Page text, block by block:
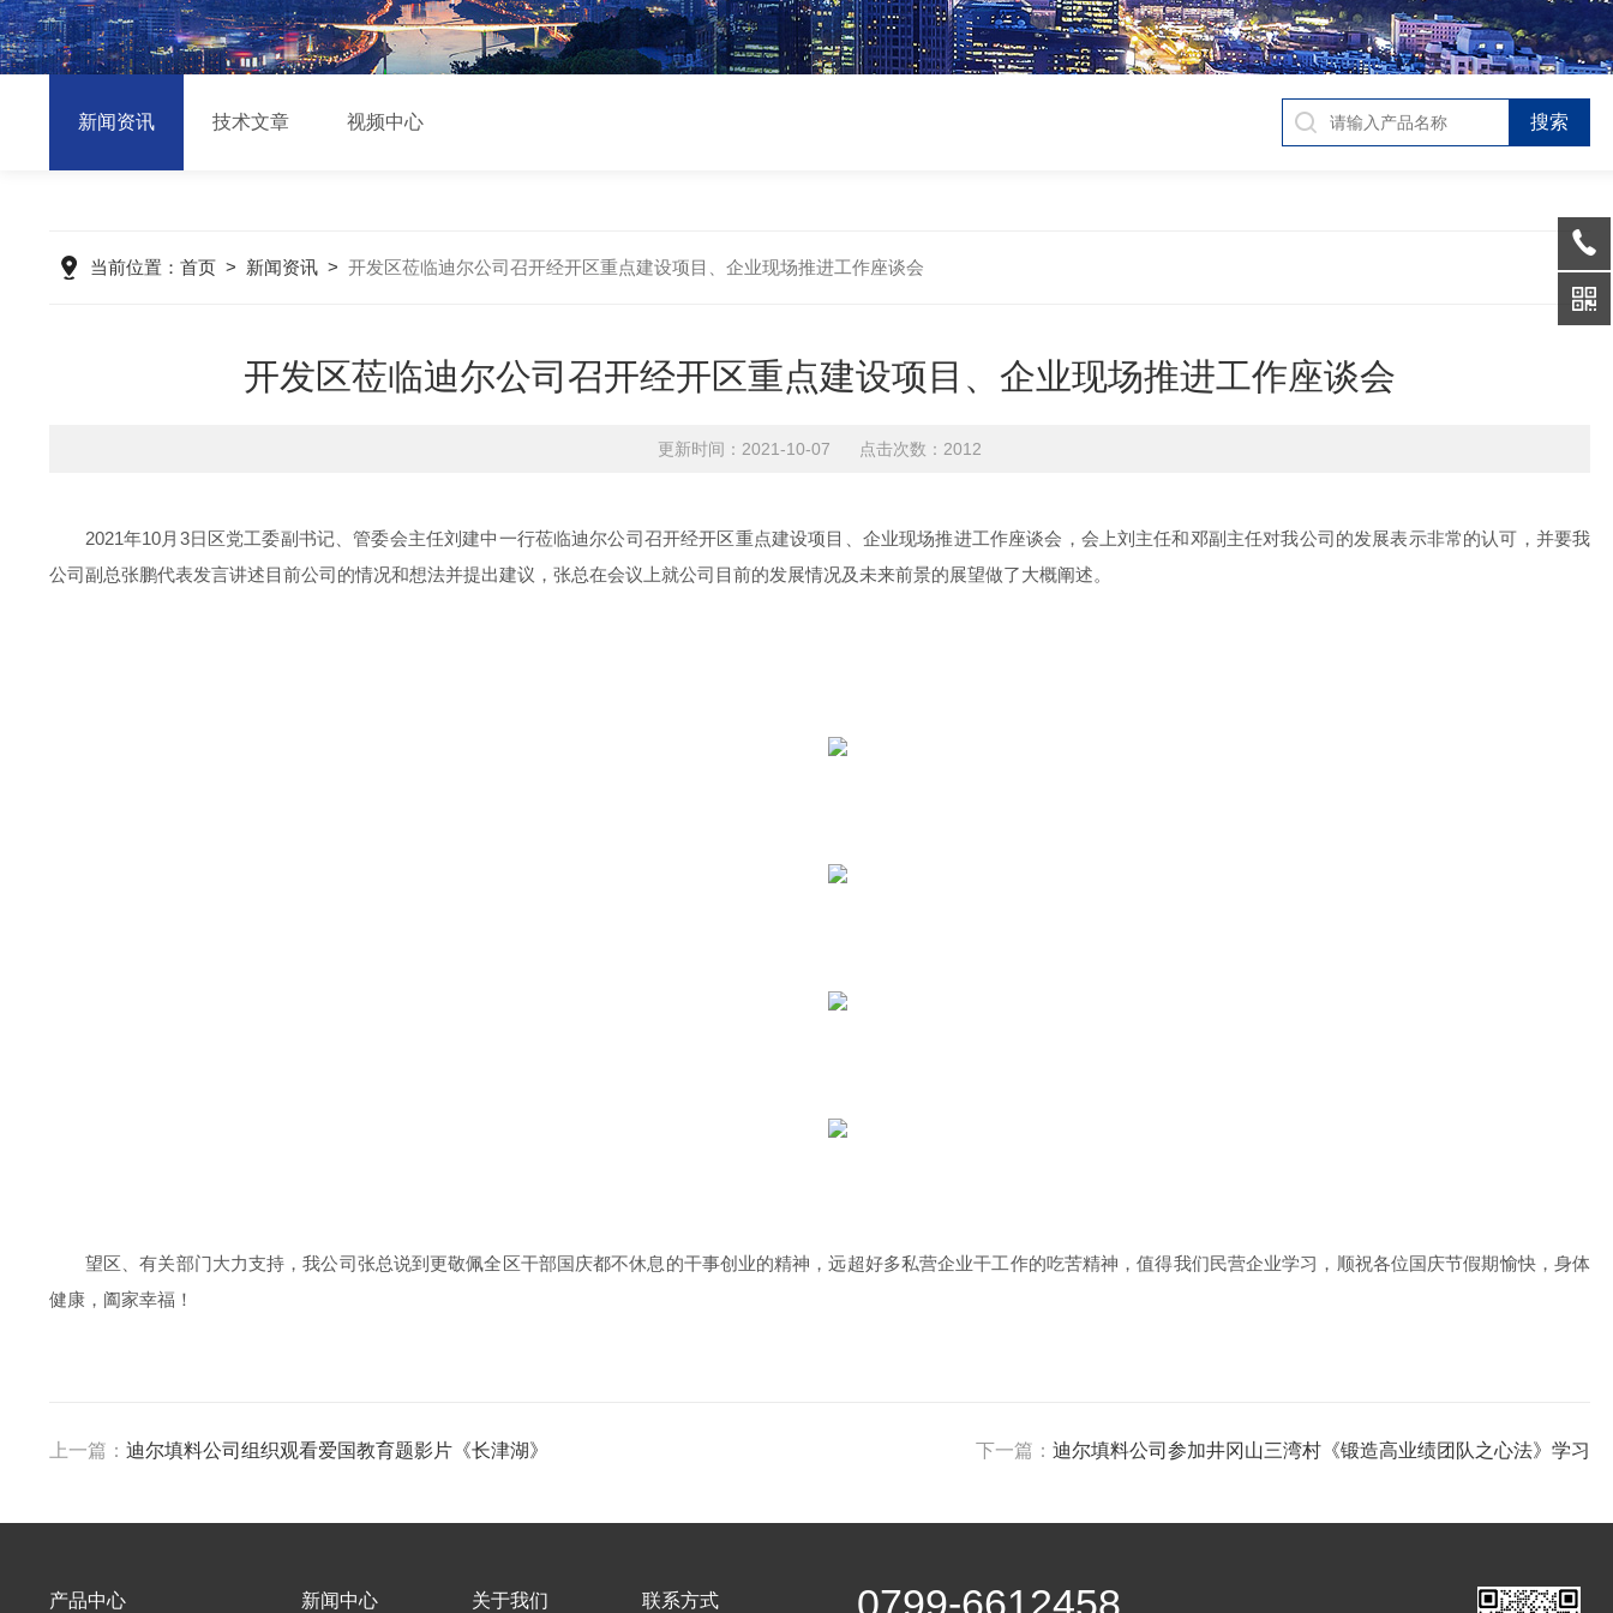
新闻资讯 技术文章 视频中心
当前位置： 首页> 新闻资讯> 开发区莅临迪尔公司召开经开区重点建设项目、企业现场推进工作座谈会
开发区莅临迪尔公司召开经开区重点建设项目、企业现场推进工作座谈会
更新时间：2021-10-07 点击次数：2012
2021年10月3日区党工委副书记、管委会主任刘建中一行莅临迪尔公司召开经开区重点建设项目、企业现场推进工作座谈会，会上刘主任和邓副主任对我公司的发展表示非常的认可，并要我
公司副总张鹏代表发言讲述目前公司的情况和想法并提出建议，张总在会议上就公司目前的发展情况及未来前景的展望做了大概阐述。
望区、有关部门大力支持，我公司张总说到更敬佩全区干部国庆都不休息的干事创业的精神，远超好多私营企业干工作的吃苦精神，值得我们民营企业学习，顺祝各位国庆节假期愉快，身体
健康，阖家幸福！
上一篇： 迪尔填料公司组织观看爱国教育题影片《长津湖》 下一篇：迪尔填料公司参加井冈山三湾村《锻造高业绩团队之心法》学习
产品中心 新闻中心 关于我们 联系方式 0799-6612458